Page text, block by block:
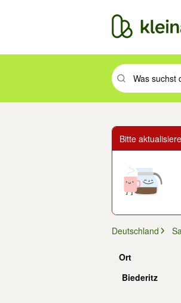
Suchbegriff
Bitte
Deutschland
Ort
Biederitz